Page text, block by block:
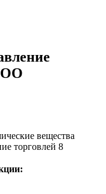
вещества
торговлей 8